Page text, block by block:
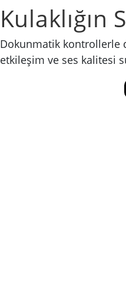
Kulaklığın
Dokunmatik kontrollerle
etkileşim ve ses kalitesi